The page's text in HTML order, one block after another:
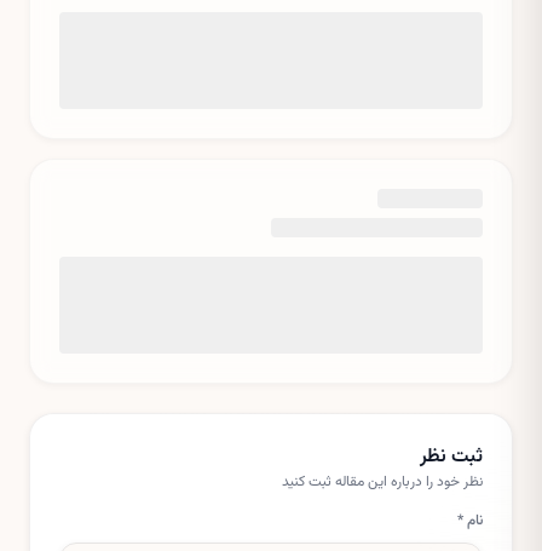
ثبت نظر
نظر خود را درباره اینمقاله ثبت کنید
نام *